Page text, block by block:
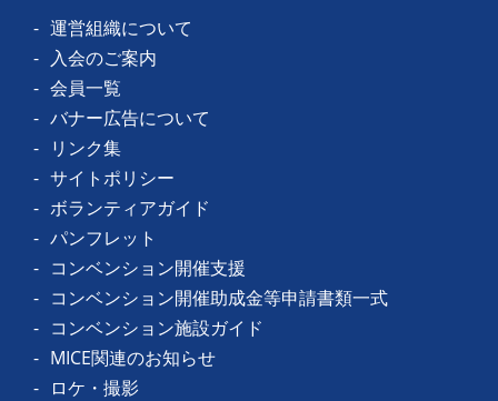
運営組織について
入会のご案内
会員一覧
バナー広告について
リンク集
サイトポリシー
ボランティアガイド
パンフレット
コンベンション開催支援
コンベンション開催助成金等申請書類一式
コンベンション施設ガイド
MICE関連のお知らせ
ロケ・撮影